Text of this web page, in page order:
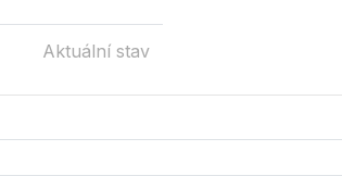
Aktuální stav